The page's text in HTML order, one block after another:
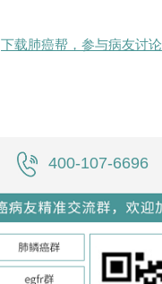
下载肺癌帮，参与病友讨论
400-107-6696